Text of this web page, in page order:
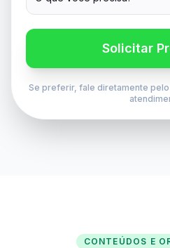
Solicitar
Se preferir, fale diretamente
CONTEÚDOS E